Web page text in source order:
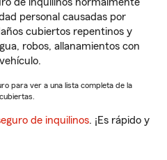
personal causadas por
cubiertos repentinos y
robos, allanamientos con
para ver a una lista completa de la
de inquilinos. ¡Es rápido y